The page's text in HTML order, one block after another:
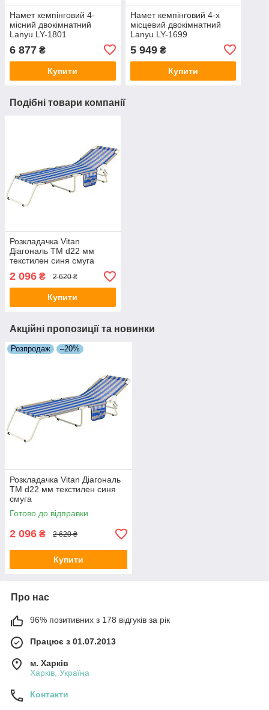
Намет кемпінговий 4-
місний двокімнатний
Lanyu LY-1801
6 877 ₴
Купити
Намет кемпінговий 4-х
місцевий двокімнатний
Lanyu LY-1699
5 949₴
Купити
Подібні товари компанії
Розкладачка Vitan
Діагональ ТМ d22 мм
текстилен синя смуга
2 096 ₴ 2 620 ₴
Купити
Акційні пропозиції та новинки
Розпродаж –20%
Розкладачка Vitan Діагональ
ТМ d22 мм текстилен синя
смуга
Готово до відправки
2 096 ₴ 2 620 ₴
Купити
Про нас
96% позитивних з 178 відгуків за рік
Працює з 01.07.2013
м. Харків
Харків, Україна
Контакти